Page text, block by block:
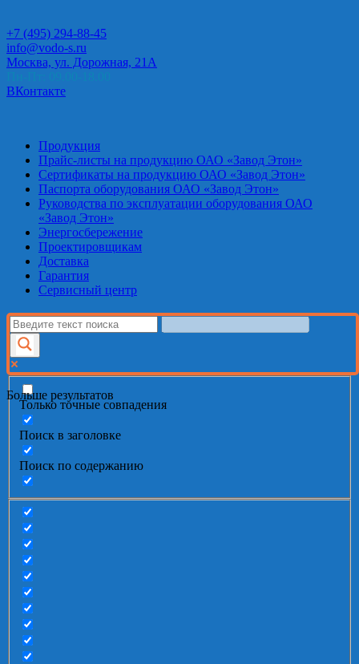
+7 (495) 294-88-45
info@vodo-s.ru
Москва, ул. Дорожная, 21А
ВКонтакте
Продукция
Прайс-листы на продукцию ОАО «Завод Этон»
Сертификаты на продукцию ОАО «Завод Этон»
Паспорта оборудования ОАО «Завод Этон»
Руководства по эксплуатации оборудования ОАО
«Завод Этон»
Энергосбережение
Проектировщикам
Доставка
Гарантия
Сервисный центр
Больше результатов
Только точные совпадения
Поиск в заголовке
Поиск по содержанию